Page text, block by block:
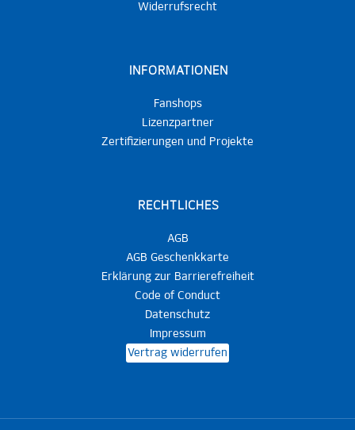
Widerrufsrecht
INFORMATIONEN
Fanshops
Lizenzpartner
Zertifizierungen und Projekte
RECHTLICHES
AGB
AGB Geschenkkarte
Erklärung zur Barrierefreiheit
Code of Conduct
Datenschutz
Impressum
Vertrag widerrufen